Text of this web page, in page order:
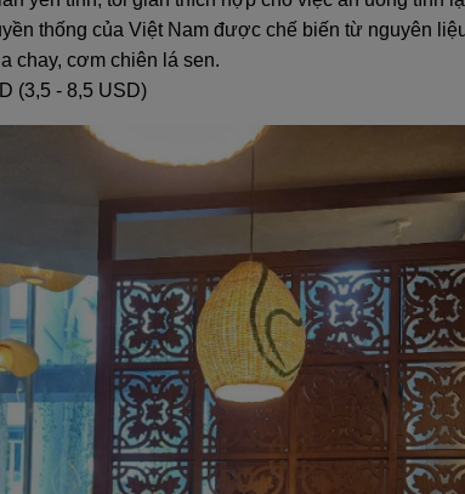
thống của Việt Nam được chế biến từ nguyên
chay, cơm chiên lá sen.
(3,5 - 8,5 USD)